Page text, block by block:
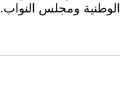
الوطنية ومجلس النواب.